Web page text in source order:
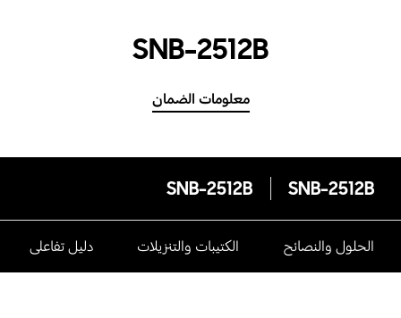
SNB-2512B
معلومات الضمان
SNB-2512B
SNB-2512B
الحلول والنصائح الكتيبات والتنزيلات دليل تفاعلى